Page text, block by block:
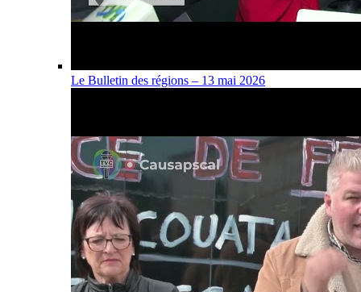
Le Bulletin des régions – 13 mai 2026